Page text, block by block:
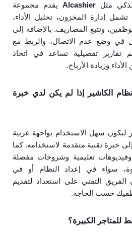
مثل Alcashier يقدم مجموعة
إدارة المخزون، تحليل الأداء،
وتتبع المصاريف. بالإضافة إلى
في وضع عدم الاتصال، والربط مع
تقارير تفصيلية تساعد في اتخاذ
وزيادة الأرباح.
الكاشير إذا لم يكن لدي خبرة
ليكون سهل الاستخدام بواجهة عربية
خبرة تقنية متقدمة لاستخدامه. كما
تعليمية وشروحات مفصلة
سواء في إعداد النظام أو في
التقني على استعداد لتقديم
حسب الحاجة.